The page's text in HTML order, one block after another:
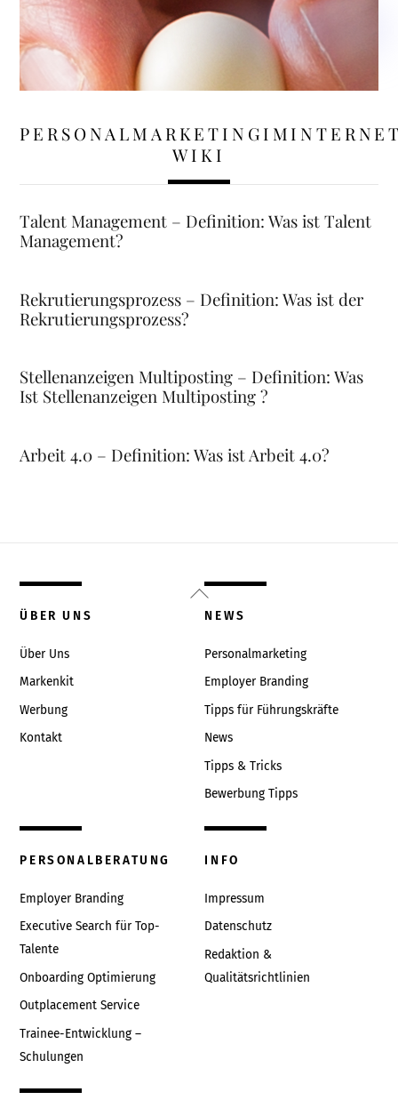
WIKI
Talent Management – Definition: Was ist Talent
Management?
Rekrutierungsprozess – Definition: Was ist der
Rekrutierungsprozess?
Stellenanzeigen Multiposting – Definition: Was
Ist Stellenanzeigen Multiposting ?
Arbeit 4.0 – Definition: Was ist Arbeit 4.0?
Back
To
ÜBER UNS
Über Uns
Markenkit
Werbung
Kontakt
NEWS
Personalmarketing
Employer Branding
Tipps für Führungskräfte
News
Tipps & Tricks
Bewerbung Tipps
PERSONALBERATUNG
Employer Branding
Executive Search für Top-
Talente
Onboarding Optimierung
Outplacement Service
Trainee-Entwicklung –
Schulungen
INFO
Impressum
Datenschutz
Redaktion &
Qualitätsrichtlinien